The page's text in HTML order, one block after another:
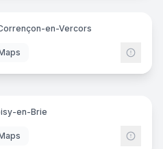
en-Vercors
en-Brie
10